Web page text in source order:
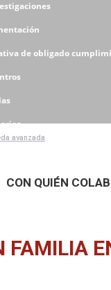
de obligado
avanzada
CON QUIÉN